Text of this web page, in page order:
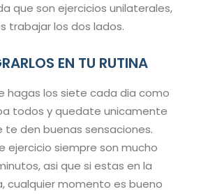
que son ejercicios unilaterales,
trabajar los dos lados.
EN TU RUTINA
hagas los siete cada dia como
todos y quedate unicamente
te den buenas sensaciones.
ejercicio siempre son mucho
asi que si estas en la
cualquier momento es bueno